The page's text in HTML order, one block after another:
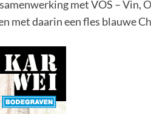
met VOS – Vin,
met daarin een fles blauwe